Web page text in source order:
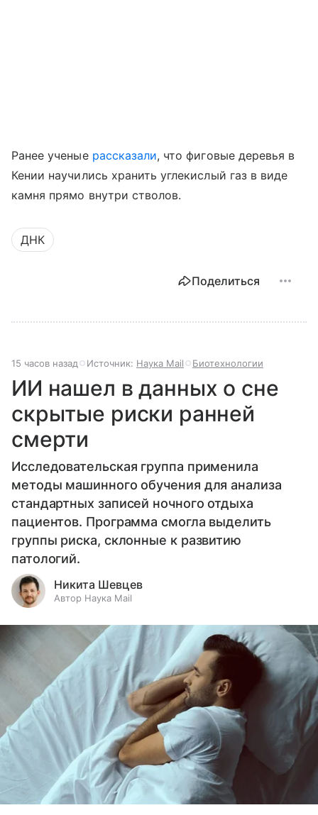
Ранее ученые рассказали, что фиговые деревья в
Кении научились хранить углекислый газ в виде
камня прямо внутри стволов.
ДНК
Поделиться
15 часов назад Источник: Наука Mail Биотехнологии
ИИ нашел в данных о сне
скрытые риски ранней
смерти
Исследовательская группа применила
методы машинного обучения для анализа
стандартных записей ночного отдыха
пациентов. Программа смогла выделить
группы риска, склонные к развитию
патологий.
Никита Шевцев
Автор Наука Mail